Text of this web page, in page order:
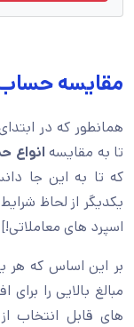
مقایسه حساب
همانطور که در
تا به مقایسه انواع
که تا به این جا
یکدیگر از لحاظ
اسپرد های معاملاتی!]
بر این اساس که هر
مبالغ بالایی را
های قابل انتخاب